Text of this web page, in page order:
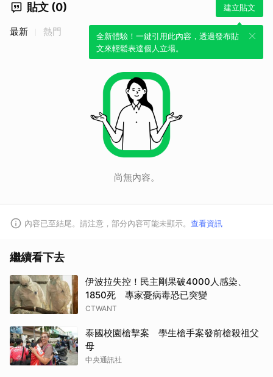
貼文 (0) 建立貼文
全新體驗！一鍵引用此內容，透過發布貼
文來輕鬆表達個人立場。
最新 熱門
尚無內容。
內容已至結尾。請注意，部分內容可能未顯示。 查看資訊
繼續看下去
伊波拉失控！民主剛果破4000人感染、
1850死 專家憂病毒恐已突變
CTWANT
泰國校園槍擊案 學生槍手案發前槍殺祖父
母
中央通訊社